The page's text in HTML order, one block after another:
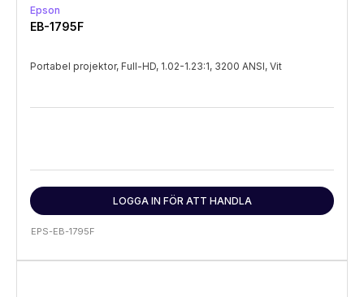
Epson
EB-1795F
Portabel projektor, Full-HD, 1.02-1.23:1, 3200 ANSI, Vit
LOGGA IN FÖR ATT HANDLA
EPS-EB-1795F